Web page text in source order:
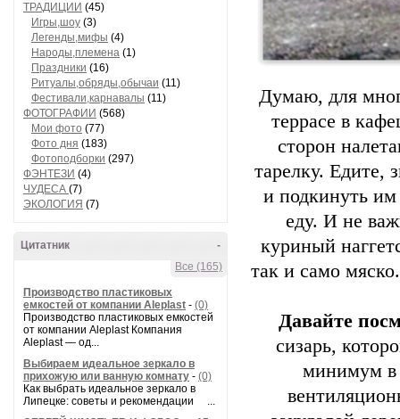
ТРАДИЦИИ (45)
Игры,шоу (3)
Легенды,мифы (4)
Народы,племена (1)
Праздники (16)
Ритуалы,обряды,обычаи (11)
Фестивали,карнавалы (11)
ФОТОГРАФИИ (568)
Мои фото (77)
Фото дня (183)
Фотоподборки (297)
ФЭНТЕЗИ (4)
ЧУДЕСА (7)
ЭКОЛОГИЯ (7)
-
Цитатник
Все (165)
Производство пластиковых
емкостей от компании Aleplast - (0)
Производство пластиковых емкостей
от компании Aleplast Компания
Aleplast — од...
Выбираем идеальное зеркало в
прихожую или ванную комнату - (0)
Как выбрать идеальное зеркало в
Липецке: советы и рекомендации ...
Думаю, для
террасе в
сторон
тарелку. Едите,
и подкинуть им
еду. И не
куриный
так и само
Давайте
сизарь,
минимум в